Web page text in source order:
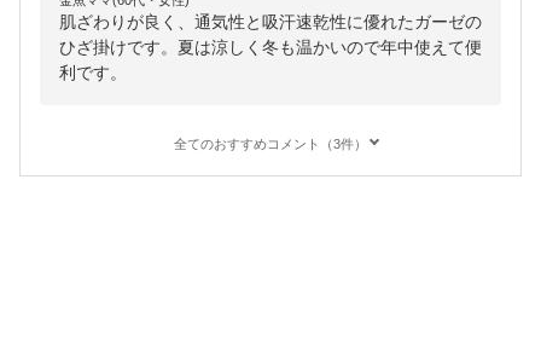
肌ざわりが良く、通気性と吸汗速乾性に優れたガーゼの
ひざ掛けです。夏は涼しく冬も温かいので年中使えて便
利です。
全てのおすすめコメント（3件）